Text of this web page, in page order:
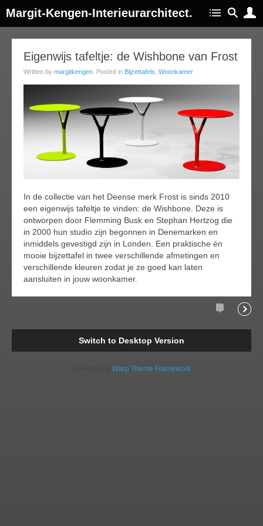
Margit-Kengen-Interieurarchitect.
Eigenwijs tafeltje: de Wishbone van Frost
Written by margitkengen . Posted in Bijzettafels Woonkamer
In de collectie van het Deense merk Frost is sinds 2010
een eigenwijs tafeltje te vinden: de Wishbone. Deze is
ontworpen door Flemming Busk en Stephan Hertzog die
in 2000 hun studio zijn begonnen in Denemarken en
inmiddels gevestigd zijn in Londen. Een praktische én
mooie bijzettafel in twee verschillende afmetingen en
verschillende kleuren zodat je ze goed kan laten
aansluiten in jouw woonkamer.
Comments
Switch to Desktop Version
Warp Theme Framework